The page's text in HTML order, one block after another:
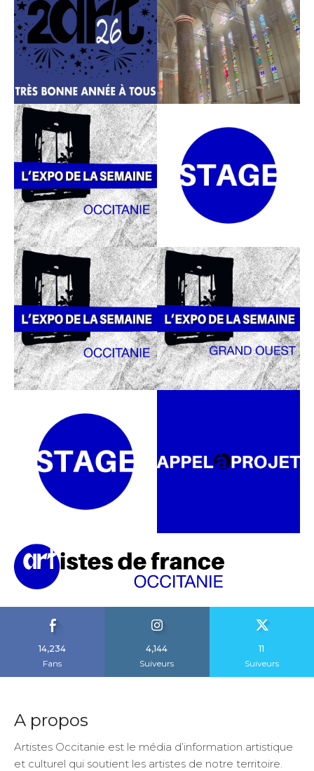
14,234
Fans
4,144
Suiveurs
11
Suiveurs
A propos
Artistes Occitanie est le média d’information artistique
et culturel qui soutient les artistes de notre territoire.